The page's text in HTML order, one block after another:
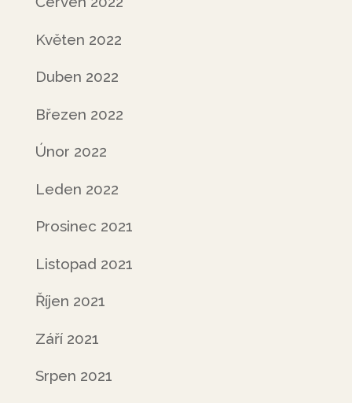
Květen 2022
Duben 2022
Březen 2022
Únor 2022
Leden 2022
Prosinec 2021
Listopad 2021
Říjen 2021
Září 2021
Srpen 2021